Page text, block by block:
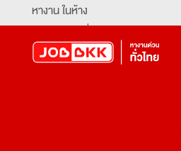
หางาน ในห้าง
หางาน จัดซื้อ